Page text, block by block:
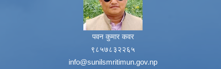
पवन कुमार कवर
९८५७८३२२६५
info@sunilsmritimun.gov.np